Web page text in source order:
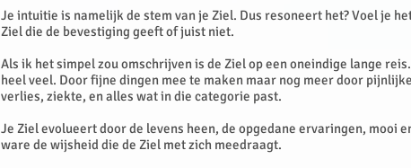
Je intuitie is namelijk de stem van je Ziel. Dus resoneert het? Voel je
Ziel die de bevestiging geeft of juist niet.
Als ik het simpel zou omschrijven is de Ziel op een oneindige lange
heel veel. Door fijne dingen mee te maken maar nog meer door
verlies, ziekte, en alles wat in die categorie past.
Je Ziel evolueert door de levens heen, de opgedane ervaringen, mooi
ware de wijsheid die de Ziel met zich meedraagt.